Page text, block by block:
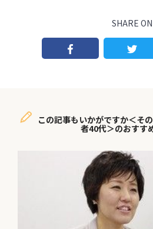
SHARE ON
この記事もいかがですか＜そ
者40代＞のおすす